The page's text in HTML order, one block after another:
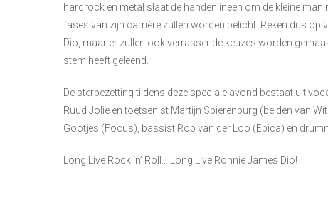
hardrock en metal slaat de handen ineen om de kleine
fases van zijn carrière zullen worden belicht. Reken dus op
Dio, maar er zullen ook verrassende keuzes worden
stem heeft geleend.
De sterbezetting tijdens deze speciale avond bestaat uit
Ruud Jolie en toetsenist Martijn Spierenburg (beiden van
Gootjes (Focus), bassist Rob van der Loo (Epica) en
Long Live Rock ‘n’ Roll… Long Live Ronnie James Dio!